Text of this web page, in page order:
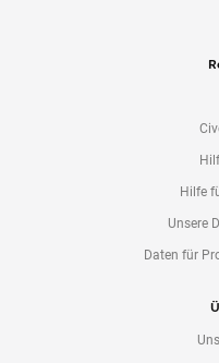
Hilfe
Unsere
Daten für